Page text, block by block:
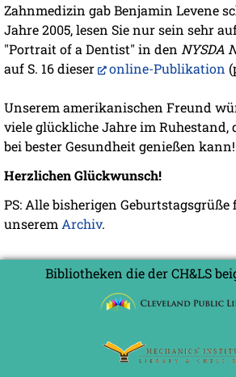
Zahnmedizin gab Benjamin Levene
Jahre 2005, lesen Sie nur sein sehr
"Portrait of a Dentist" in den NYSDA
auf S. 16 dieser
online-Publikation
Unserem amerikanischen Freund
viele glückliche Jahre im Ruhestand,
bei bester Gesundheit genießen kann!
Herzlichen Glückwunsch!
PS: Alle bisherigen Geburtstagsgrüße
unserem Archiv.
Bibliotheken die der CH&LS